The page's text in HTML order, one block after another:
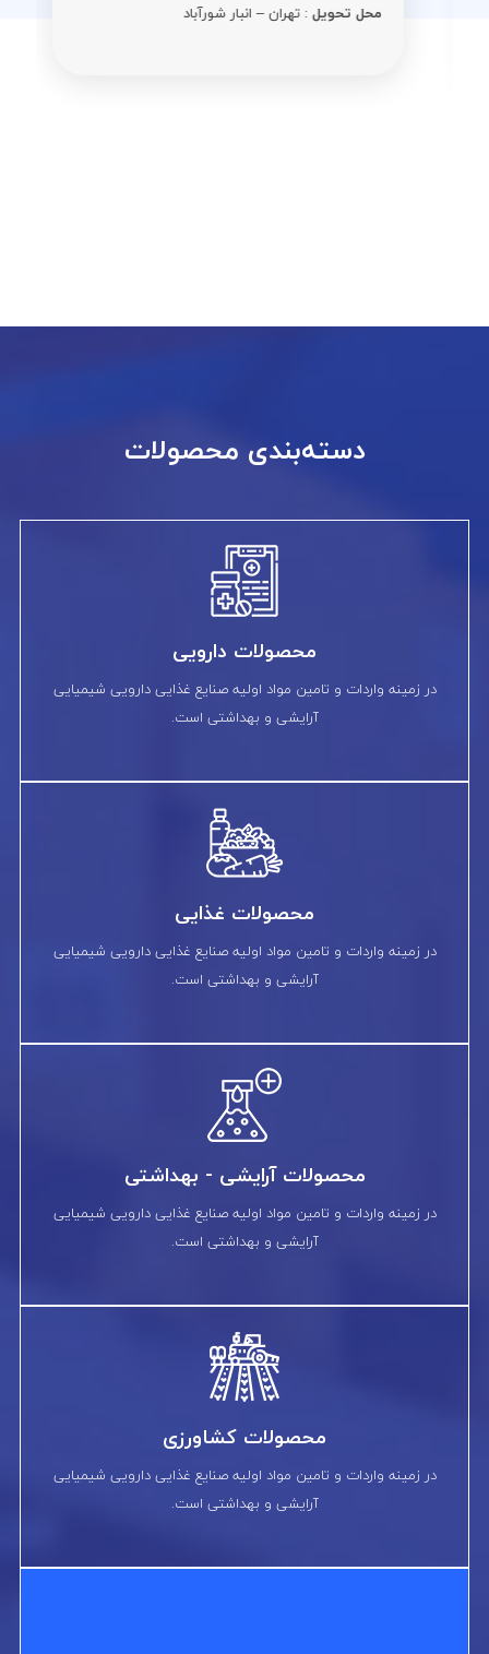
محل تحویل: تهران – انبار شورآباد
دسته‌بندی محصولات
محصولات دارویی
در زمینه واردات و تامین مواد اولیه صنایع غذایی دارویی شیمیایی
آرایشی و بهداشتی است.
محصولات غذایی
در زمینه واردات و تامین مواد اولیه صنایع غذایی دارویی شیمیایی
آرایشی و بهداشتی است.
محصولات آرایشی - بهداشتی
در زمینه واردات و تامین مواد اولیه صنایع غذایی دارویی شیمیایی
آرایشی و بهداشتی است.
محصولات کشاورزی
در زمینه واردات و تامین مواد اولیه صنایع غذایی دارویی شیمیایی
آرایشی و بهداشتی است.